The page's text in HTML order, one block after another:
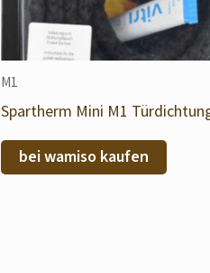
M1
Spartherm Mini M1
bei wamiso kaufen